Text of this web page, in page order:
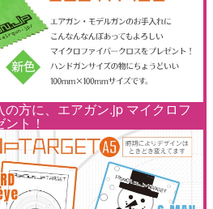
方に、エアガン.jp マイクロフ
ト！